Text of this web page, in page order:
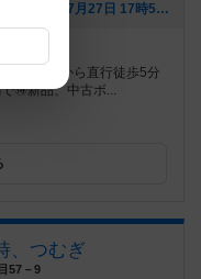
[NEW] 8月分の買取チラシを更新しました。（2026年07月27日 17時53分）
ル広場)から直行徒歩5分
🉐新品、中古ボ...
、つむぎ
57－9